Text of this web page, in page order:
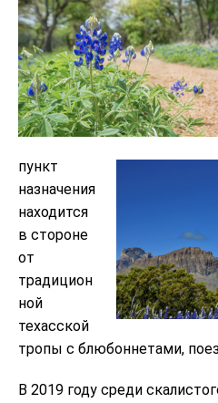
пункт
назначения
находится
в стороне
от
традицион
ной
техасской
тропы с блюбоннетами,
В 2019 году среди